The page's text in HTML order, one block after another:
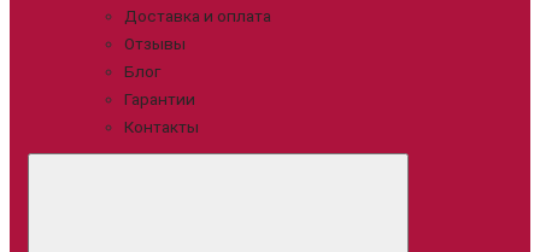
Доставка и оплата
Отзывы
Блог
Гарантии
Контакты